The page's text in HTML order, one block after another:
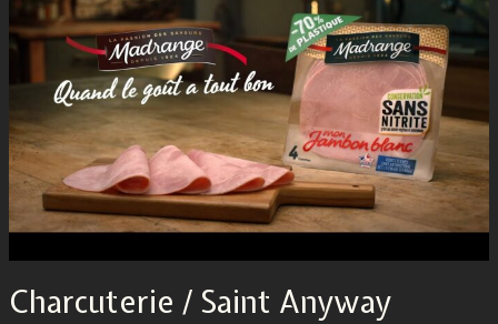
Charcuterie / Saint Anyway